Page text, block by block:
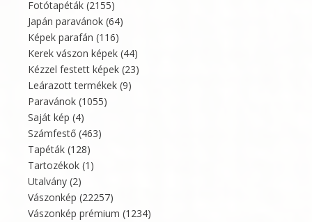
Fotótapéták (2155)
Japán paravánok (64)
Képek parafán (116)
Kerek vászon képek (44)
Kézzel festett képek (23)
Leárazott termékek (9)
Paravánok (1055)
Saját kép (4)
Számfestő (463)
Tapéták (128)
Tartozékok (1)
Utalvány (2)
Vászonkép (22257)
Vászonkép prémium (1234)